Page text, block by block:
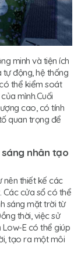
minh và tiện ích
động, hệ thống
thể kiểm soát
mình.Cuối
cao, có tính
quan trọng để
nhân tạo
nên thiết kế các
Các cửa sổ có thể
sáng mặt trời từ
thời, việc sử
E có thể giúp
tạo ra một môi